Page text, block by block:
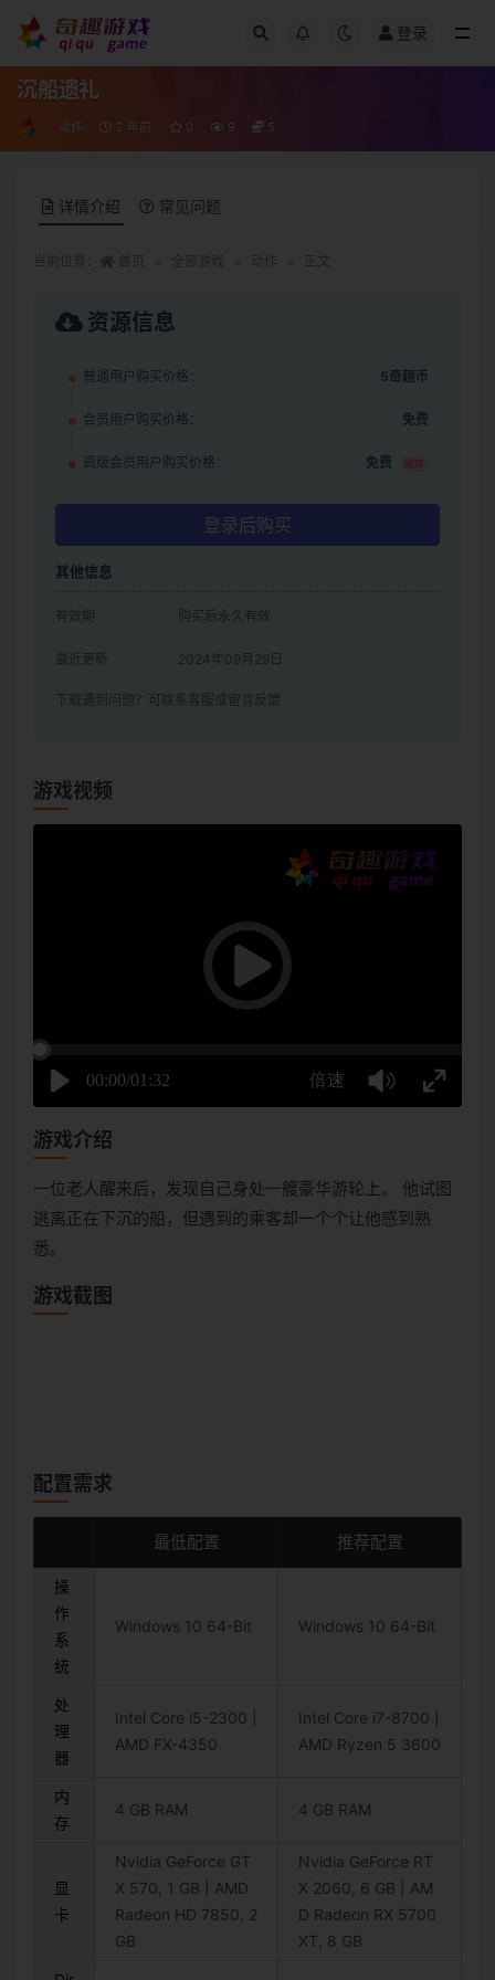
登录
沉船遗礼
动作 2 年前 0 9 5
详情介绍 常见问题
资源信息
普通用户购买价格： 5奇趣币
会员用户购买价格： 免费
高级会员用户购买价格： 免费 推荐
登录后购买
其他信息
有效期 购买后永久有效
最近更新 2024年09月29日
下载遇到问题？可联系客服或留言反馈
游戏视频
游戏介绍
一位老人醒来后，发现自己身处一艘豪华游轮上。 他试图
逃离正在下沉的船，但遇到的乘客却一个个让他感到熟
悉。
游戏截图
配置需求
最低配置 推荐配置
操
作
系
统
Windows 10 64-Bit Windows 10 64-Bit
处
理
器
Intel Core i5-2300 |
AMD FX-4350
Intel Core i7-8700 |
AMD Ryzen 5 3600
内
存
4 GB RAM 4 GB RAM
显
卡
Nvidia GeForce GT
X 570, 1 GB | AMD
Radeon HD 7850, 2
GB
Nvidia GeForce RT
X 2060, 6 GB | AM
D Radeon RX 5700
XT, 8 GB